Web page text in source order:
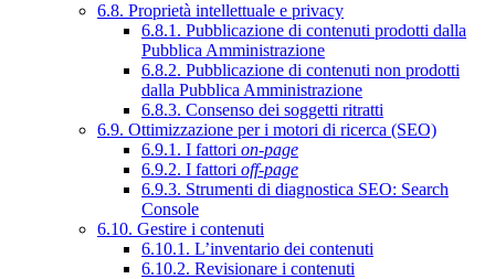
6.8. Proprietà intellettuale e privacy
6.8.1. Pubblicazione di contenuti prodotti dalla
Pubblica Amministrazione
6.8.2. Pubblicazione di contenuti non prodotti
dalla Pubblica Amministrazione
6.8.3. Consenso dei soggetti ritratti
6.9. Ottimizzazione per i motori di ricerca (SEO)
6.9.1. I fattori on-page
6.9.2. I fattori off-page
6.9.3. Strumenti di diagnostica SEO: Search
Console
6.10. Gestire i contenuti
6.10.1. L’inventario dei contenuti
6.10.2. Revisionare i contenuti